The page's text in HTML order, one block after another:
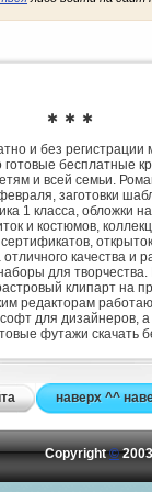
✱ ✱ ✱
и без
бесплатные
и всей семьи.
заготовки
1 класса, обложки
и костюмов,
качества
для
клипарт на
редакторам
для дизайнеров, а
футажи скачать
наверх ^^
Copyright©